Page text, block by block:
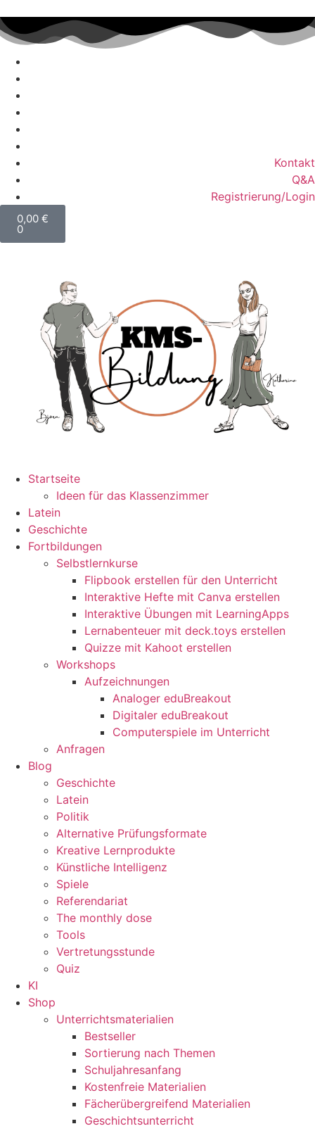
Kontakt
Q&A
Registrierung/Login
0,00 €
0
Startseite
Ideen für das Klassenzimmer
Latein
Geschichte
Fortbildungen
Selbstlernkurse
Flipbook erstellen für den Unterricht
Interaktive Hefte mit Canva erstellen
Interaktive Übungen mit LearningApps
Lernabenteuer mit deck.toys erstellen
Quizze mit Kahoot erstellen
Workshops
Aufzeichnungen
Analoger eduBreakout
Digitaler eduBreakout
Computerspiele im Unterricht
Anfragen
Blog
Geschichte
Latein
Politik
Alternative Prüfungsformate
Kreative Lernprodukte
Künstliche Intelligenz
Spiele
Referendariat
The monthly dose
Tools
Vertretungsstunde
Quiz
KI
Shop
Unterrichtsmaterialien
Bestseller
Sortierung nach Themen
Schuljahresanfang
Kostenfreie Materialien
Fächerübergreifend Materialien
Geschichtsunterricht